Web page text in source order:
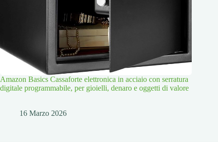
Amazon Basics Cassaforte elettronica in acciaio con serratura
digitale programmabile, per gioielli, denaro e oggetti di valore
16 Marzo 2026